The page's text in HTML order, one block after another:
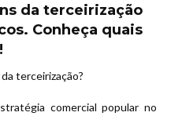
da terceirização
Conheça quais
terceirização?
comercial popular no